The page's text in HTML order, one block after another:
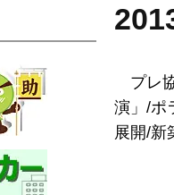
プレ
演」/ポ
展開/新